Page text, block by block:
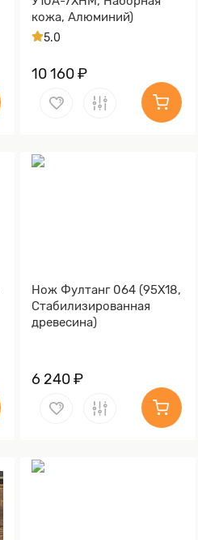
кожа, Алюминий)
5.0
10 160 ₽
Нож Фултанг 064 (95Х18,
Стабилизированная
древесина)
6 240 ₽